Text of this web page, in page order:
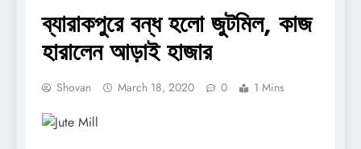
ব্যারাকপুরে বন্ধ হলো জুটমিল, কাজ
হারালেন আড়াই হাজার
Shovan March 18, 2020 0 1 Mins